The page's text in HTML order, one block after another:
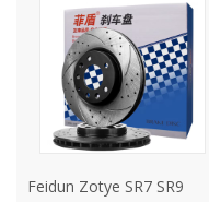
Feidun Zotye SR7 SR9